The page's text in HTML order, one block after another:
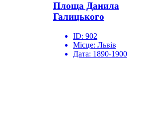
Площа Данила
Галицького
ID: 902
Місце: Львів
Дата: 1890-1900